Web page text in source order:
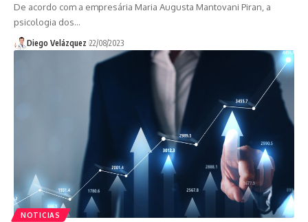
De acordo com a empresária Maria Augusta Mantovani Piran, a
psicologia dos…
Diego Velázquez 22/08/2023
NOTICIAS